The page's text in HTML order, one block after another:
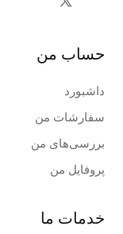
حساب من
داشبورد
سفارشات من
بررسی‌های من
پروفایل من
خدمات ما